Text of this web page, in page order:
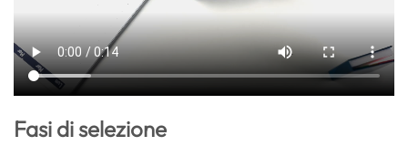
Fasi di selezione